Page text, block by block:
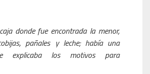
donde fue encontrada la menor,
pañales y leche; había una
explicaba los motivos para